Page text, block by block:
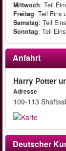
Mittwoch: Teil
Freitag: Teil Eins
Samstag: Teil
Sonntag: Teil
Anfahrt
Harry Potter
Adresse
109-113
Deutscher